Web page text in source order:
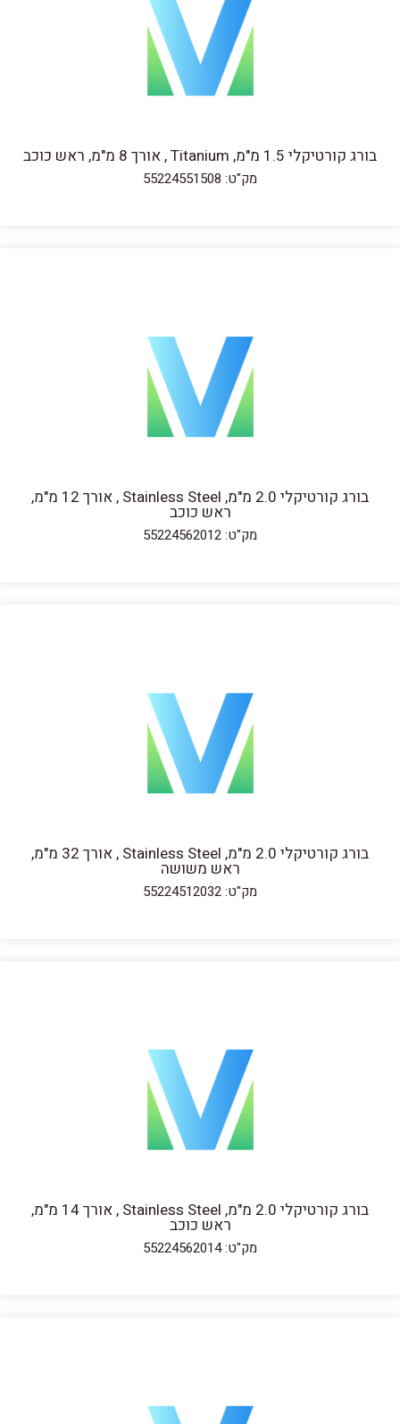
בורג קורטיקלי 1.5 מ"מ, Titanium , אורך 8 מ"מ, ראש כוכב
מק"ט: 55224551508
בורג קורטיקלי 2.0 מ"מ, Stainless Steel , אורך 12 מ"מ,
ראש כוכב
מק"ט: 55224562012
בורג קורטיקלי 2.0 מ"מ, Stainless Steel , אורך 32 מ"מ,
ראש משושה
מק"ט: 55224512032
בורג קורטיקלי 2.0 מ"מ, Stainless Steel , אורך 14 מ"מ,
ראש כוכב
מק"ט: 55224562014